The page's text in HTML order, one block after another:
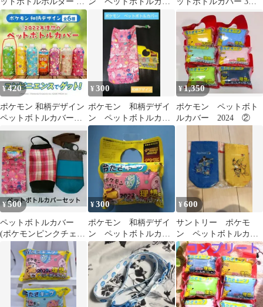
カコーラ景品 非売
品 ゼニガメ
ー 伊藤園６枚
セット 伊藤園 おーいお
茶
¥420
ポケモン 和柄デザイン
ペットボトルカバー
2022
¥300
ポケモン 和柄デザイ
ン ペットボトルカバ
ー 非売品 300円最安
¥1,350
ポケモン ペットボト
ルカバー 2024 ②
¥500
ペットボトルカバー
(ポケモンピンクチェッ
クブルー)ペットボトル
吊り下げホルダー
¥300
ポケモン 和柄デザイ
ン ペットボトルカバ
ー
¥600
サントリー ポケモ
ン ペットボトルカバ
ー ピカチュウ ゼニ
ガメ